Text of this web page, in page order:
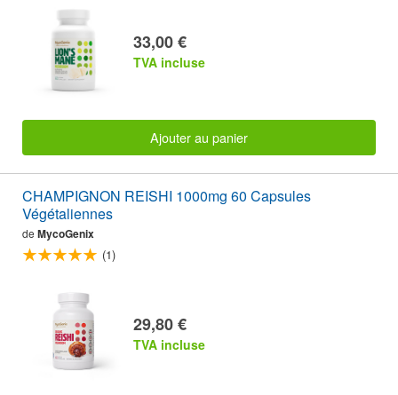
33,00 €
TVA incluse
Ajouter au panier
CHAMPIGNON REISHI 1000mg 60 Capsules
Végétaliennes
de MycoGenix
(1)
29,80 €
TVA incluse